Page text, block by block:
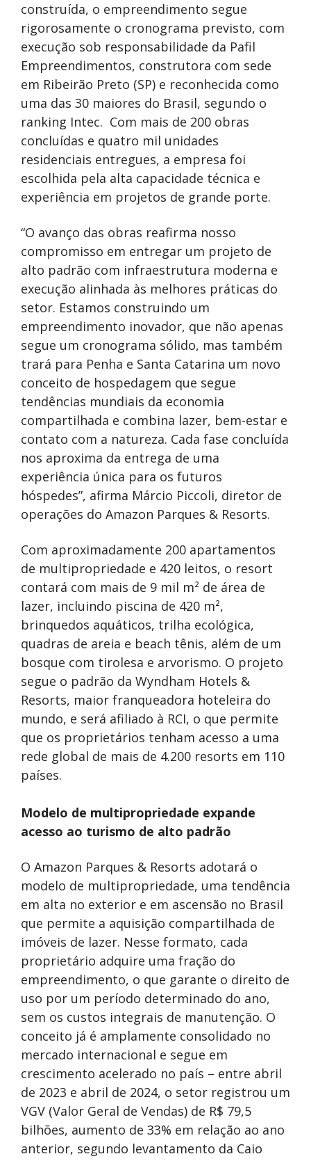
construída, o empreendimento segue
rigorosamente o cronograma previsto, com
execução sob responsabilidade da Pafil
Empreendimentos, construtora com sede
em Ribeirão Preto (SP) e reconhecida como
uma das 30 maiores do Brasil, segundo o
ranking Intec. Com mais de 200 obras
concluídas e quatro mil unidades
residenciais entregues, a empresa foi
escolhida pela alta capacidade técnica e
experiência em projetos de grande porte.
“O avanço das obras reafirma nosso
compromisso em entregar um projeto de
alto padrão com infraestrutura moderna e
execução alinhada às melhores práticas do
setor. Estamos construindo um
empreendimento inovador, que não apenas
segue um cronograma sólido, mas também
trará para Penha e Santa Catarina um novo
conceito de hospedagem que segue
tendências mundiais da economia
compartilhada e combina lazer, bem-estar e
contato com a natureza. Cada fase concluída
nos aproxima da entrega de uma
experiência única para os futuros
hóspedes”, afirma Márcio Piccoli, diretor de
operações do Amazon Parques & Resorts.
Com aproximadamente 200 apartamentos
de multipropriedade e 420 leitos, o resort
contará com mais de 9 mil m² de área de
lazer, incluindo piscina de 420 m²,
brinquedos aquáticos, trilha ecológica,
quadras de areia e beach tênis, além de um
bosque com tirolesa e arvorismo. O projeto
segue o padrão da Wyndham Hotels &
Resorts, maior franqueadora hoteleira do
mundo, e será afiliado à RCI, o que permite
que os proprietários tenham acesso a uma
rede global de mais de 4.200 resorts em 110
países.
Modelo de multipropriedade expande
acesso ao turismo de alto padrão
O Amazon Parques & Resorts adotará o
modelo de multipropriedade, uma tendência
em alta no exterior e em ascensão no Brasil
que permite a aquisição compartilhada de
imóveis de lazer. Nesse formato, cada
proprietário adquire uma fração do
empreendimento, o que garante o direito de
uso por um período determinado do ano,
sem os custos integrais de manutenção. O
conceito já é amplamente consolidado no
mercado internacional e segue em
crescimento acelerado no país – entre abril
de 2023 e abril de 2024, o setor registrou um
VGV (Valor Geral de Vendas) de R$ 79,5
bilhões, aumento de 33% em relação ao ano
anterior, segundo levantamento da Caio